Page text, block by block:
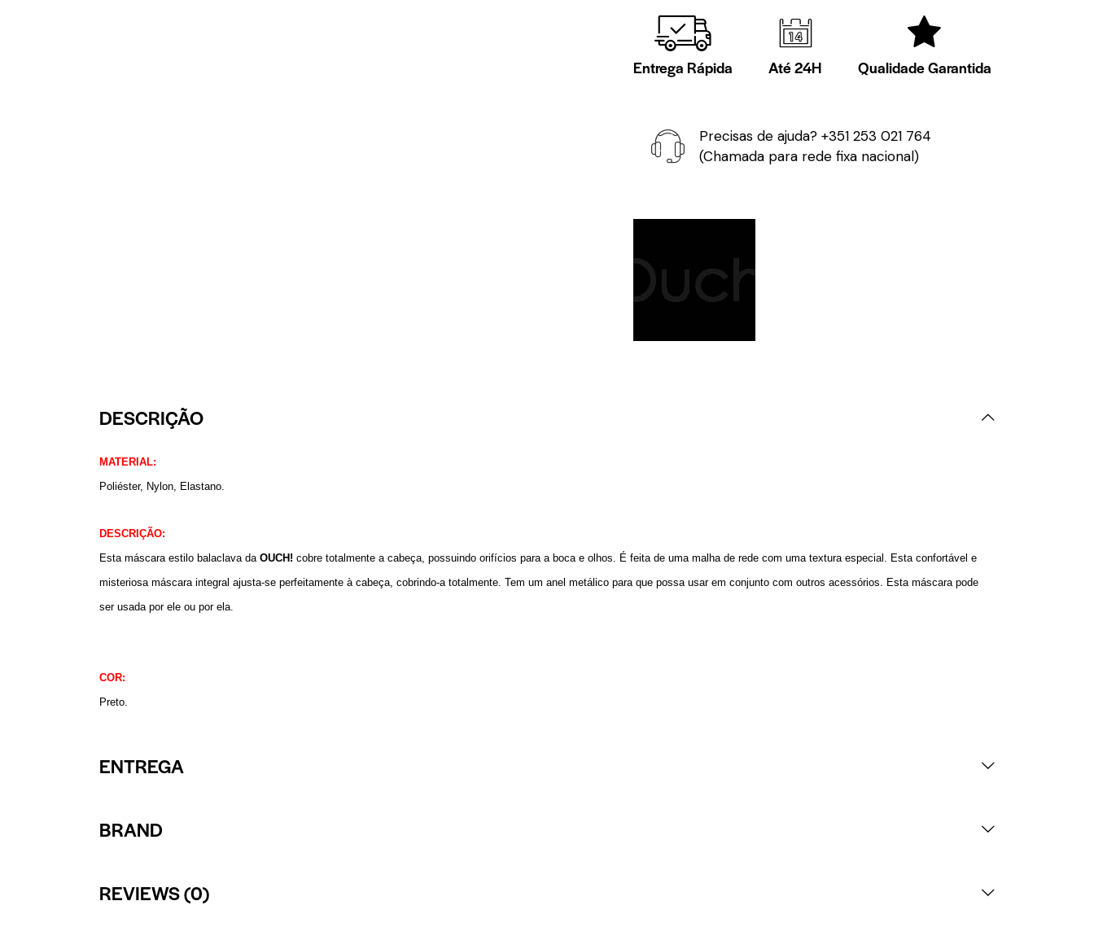
Entrega Rápida Até 24H Qualidade Garantida
Precisas de ajuda? +351 253 021 764
(Chamada para rede fixa nacional)
DESCRIÇÃO
MATERIAL:
Poliéster, Nylon, Elastano.
DESCRIÇÃO:
Esta máscara estilo balaclava da OUCH! cobre totalmente a cabeça, possuindo orifícios para a boca e olhos. É feita de uma malha de rede com uma textura especial. Esta confortável e
misteriosa máscara integral ajusta-se perfeitamente à cabeça, cobrindo-a totalmente. Tem um anel metálico para que possa usar em conjunto com outros acessórios. Esta máscara pode
ser usada por ele ou por ela.
COR:
Preto.
ENTREGA
BRAND
REVIEWS (0)